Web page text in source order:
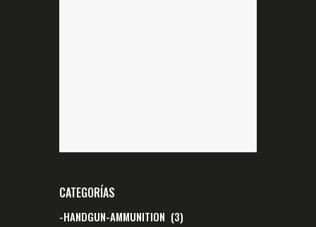
CATEGORÍAS
-HANDGUN-AMMUNITION (3)